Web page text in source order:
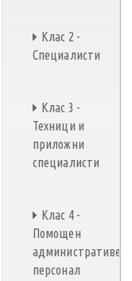
Клас 2 -
Специалисти
Клас 3 -
Техници и
приложни
специалисти
Клас 4 -
Помощен
административен
персонал